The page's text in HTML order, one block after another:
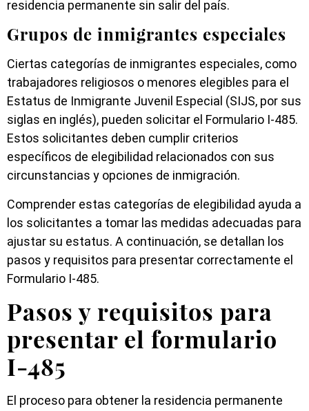
residencia permanente sin salir del país.
Grupos de inmigrantes especiales
Ciertas categorías de inmigrantes especiales, como
trabajadores religiosos o menores elegibles para el
Estatus de Inmigrante Juvenil Especial (SIJS, por sus
siglas en inglés), pueden solicitar el Formulario I-485.
Estos solicitantes deben cumplir criterios
específicos de elegibilidad relacionados con sus
circunstancias y opciones de inmigración.
Comprender estas categorías de elegibilidad ayuda a
los solicitantes a tomar las medidas adecuadas para
ajustar su estatus. A continuación, se detallan los
pasos y requisitos para presentar correctamente el
Formulario I-485.
Pasos y requisitos para
presentar el formulario
I-485
El proceso para obtener la residencia permanente